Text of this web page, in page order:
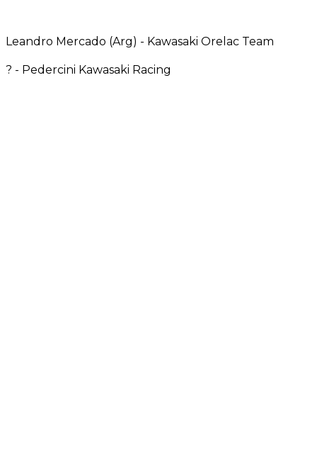
Leandro Mercado (Arg) - Kawasaki Orelac Team
? - Pedercini Kawasaki Racing